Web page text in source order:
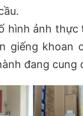
hình ảnh thực
giếng khoan
đang cung